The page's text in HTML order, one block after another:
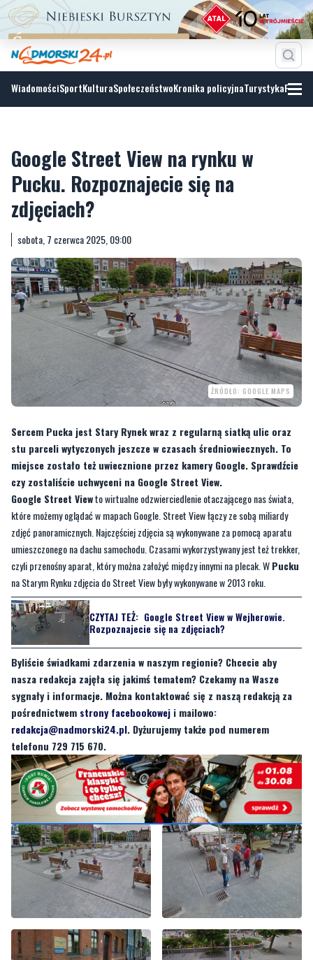
WiadomościSportKulturaSpołeczeństwoKronika policyjnaTurystyka
Google Street View na rynku w
Pucku. Rozpoznajecie się na
zdjęciach?
sobota, 7 czerwca 2025, 09:00
ŹRÓDŁO: GOOGLE MAPS
Sercem Pucka jest Stary Rynek wraz z regularną siatką ulic oraz
stu parceli wytyczonych jeszcze w czasach średniowiecznych. To
miejsce zostało też uwiecznione przez kamery Google. Sprawdźcie
czy zostaliście uchwyceni na Google Street View.
Google Street Viewto wirtualne odzwierciedlenie otaczającego nas świata,
które możemy oglądać w mapach Google. Street View łączy ze sobą miliardy
zdjęć panoramicznych. Najczęściej zdjęcia są wykonywane za pomocą aparatu
umieszczonego na dachu samochodu. Czasami wykorzystywany jest też trekker,
czyli przenośny aparat, który można założyć między innymi na plecak. WPucku
na Starym Rynku zdjęcia do Street View były wykonywane w 2013 roku.
CZYTAJ TEŻ: Google Street View w Wejherowie.
Rozpoznajecie się na zdjęciach?
Byliście świadkami zdarzenia w naszym regionie? Chcecie aby
nasza redakcja zajęła się jakimś tematem? Czekamy na Wasze
sygnały i informacje. Można kontaktować się z naszą redakcją za
pośrednictwemstrony facebookoweji mailowo:
redakcja@nadmorski24.pl. Dyżurujemy także pod numerem
telefonu 729 715 670.